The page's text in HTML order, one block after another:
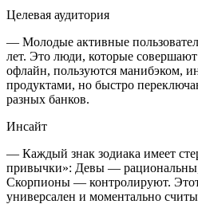
Целевая аудитория
— Молодые активные
лет. Это люди, которые
офлайн, пользуются манибэком,
продуктами, но быстро
разных банков.
Инсайт
— Каждый знак зодиака имеет
привычки»: Девы —
Скорпионы — контролируют.
универсален и моментально